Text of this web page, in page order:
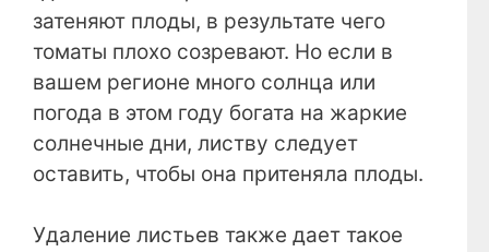
затеняют плоды, в результате чего
томаты плохо созревают. Но если в
вашем регионе много солнца или
погода в этом году богата на жаркие
солнечные дни, листву следует
оставить, чтобы она притеняла плоды.
Удаление листьев также дает такое